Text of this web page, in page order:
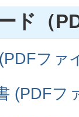
ド（
ファ
(PDFフ